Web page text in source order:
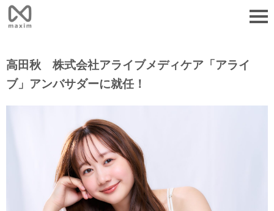
高田秋 株式会社アライブメディケア「アライ
ブ」アンバサダーに就任！